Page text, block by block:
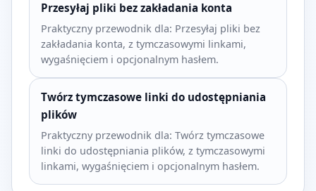
Przesyłaj pliki bez zakładania konta
Praktyczny przewodnik dla: Przesyłaj pliki bez
zakładania konta, z tymczasowymi linkami,
wygaśnięciem i opcjonalnym hasłem.
Twórz tymczasowe linki do udostępniania
plików
Praktyczny przewodnik dla: Twórz tymczasowe
linki do udostępniania plików, z tymczasowymi
linkami, wygaśnięciem i opcjonalnym hasłem.